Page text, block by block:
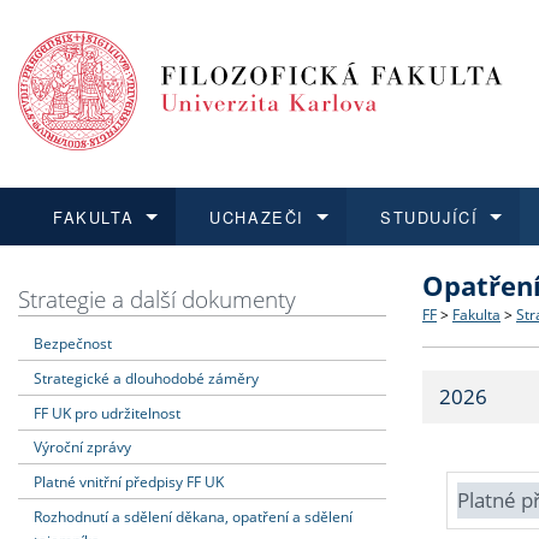
FAKULTA
Dozvědět se více
Struktura
Strategie
Fakultní
UCHAZEČI
Podat přihlášku
Co
Učitelské
STUDUJÍCÍ
Dozvědět se více
Dozvědět se více
O vědě a
Dozvědět se více
Aktuální
Strategie a další dokumenty
Bezpečnost
Strategické a dlouhodobé záměry
FF UK pro udržitelnost
Výroční zprávy
Platné vnitřní předpisy FF UK
Rozhodnutí a sdělení děkana, opatření a sdělení
FF > Fakulta >
2026
Platné